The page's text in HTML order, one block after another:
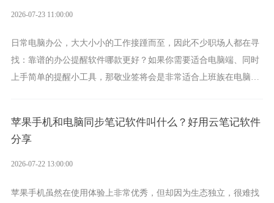
2026-07-23 11:00:00
日常电脑办公，大大小小的工作接踵而至，因此不少职场人都在寻
找：靠谱的办公提醒软件哪款更好？如果你需要适合电脑端、同时
上手简单的提醒小工具，那敬业签将会是非常适合上班族在电脑上
苹果手机和电脑同步笔记软件叫什么？好用云笔记软件
分享
2026-07-22 13:00:00
苹果手机虽然在使用体验上非常优秀，但却因为生态独立，很难找